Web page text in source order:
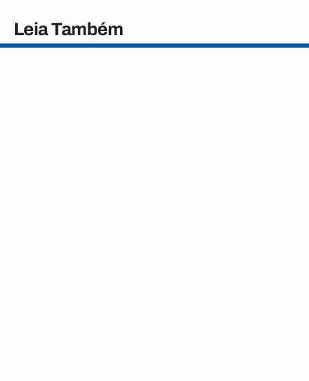
Leia Também